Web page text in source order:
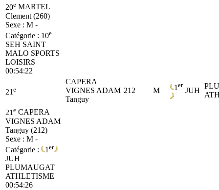
20e MARTEL
Clement (260)
Sexe : M -
Catégorie : 10e
SEH SAINT
MALO SPORTS
LOISIRS
00:54:22
21 e
CAPERA
VIGNES ADAM
Tanguy
212 M 1 er
JUH
21 e CAPERA
VIGNES ADAM
Tanguy (212)
Sexe : M -
Catégorie :
1 er
JUH
PLUMAUGAT
ATHLETISME
00:54:26